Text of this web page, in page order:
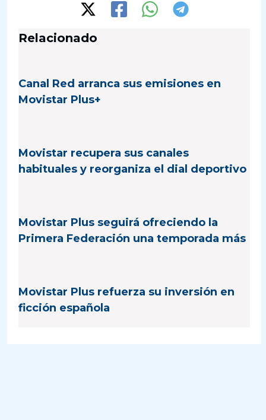
Relacionado
Canal Red arranca sus emisiones en
Movistar Plus+
Movistar recupera sus canales
habituales y reorganiza el dial deportivo
Movistar Plus seguirá ofreciendo la
Primera Federación una temporada más
Movistar Plus refuerza su inversión en
ficción española